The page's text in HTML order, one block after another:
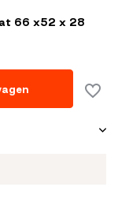
66 x52 x 28